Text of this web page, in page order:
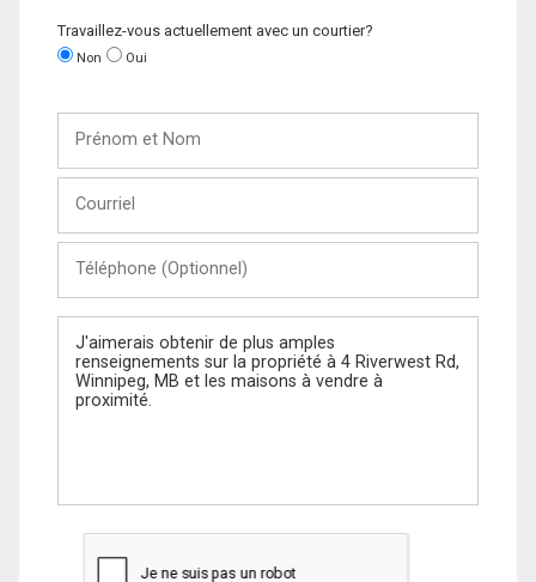
Travaillez-vous actuellement avec un courtier?
Non Oui
Nom
(Optionnel)
Message